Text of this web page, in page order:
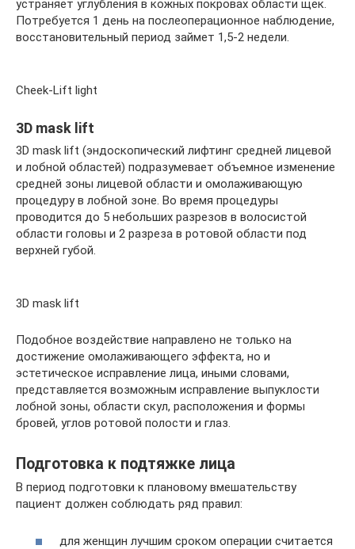
устраняет углубления в кожных покровах области щек.
Потребуется 1 день на послеоперационное наблюдение,
восстановительный период займет 1,5-2 недели.
Cheek-Lift light
3D mask lift
3D mask lift (эндоскопический лифтинг средней лицевой
и лобной областей) подразумевает объемное изменение
средней зоны лицевой области и омолаживающую
процедуру в лобной зоне. Во время процедуры
проводится до 5 небольших разрезов в волосистой
области головы и 2 разреза в ротовой области под
верхней губой.
3D mask lift
Подобное воздействие направлено не только на
достижение омолаживающего эффекта, но и
эстетическое исправление лица, иными словами,
представляется возможным исправление выпуклости
лобной зоны, области скул, расположения и формы
бровей, углов ротовой полости и глаз.
Подготовка к подтяжке лица
В период подготовки к плановому вмешательству
пациент должен соблюдать ряд правил:
для женщин лучшим сроком операции считается